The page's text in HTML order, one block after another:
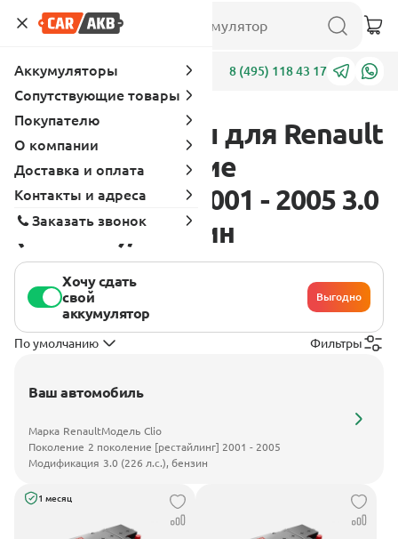
Адреса 8 (495) 118 43 17
Аккумуляторы для Renault
Clio 2 поколение
[рестайлинг] 2001 - 2005 3.0
(226 л.с.), бензин
Хочу сдать
свой
аккумулятор
Выгодно
По умолчанию Фильтры
Ваш автомобиль
Марка RenaultМодель Clio
Поколение 2 поколение [рестайлинг] 2001 - 2005
Модификация 3.0 (226 л.с.), бензин
1 месяц
Аккумуляторы
Сопутствующие товары
Покупателю
О компании
Доставка и оплата
Контакты и адреса
Заказать звонок